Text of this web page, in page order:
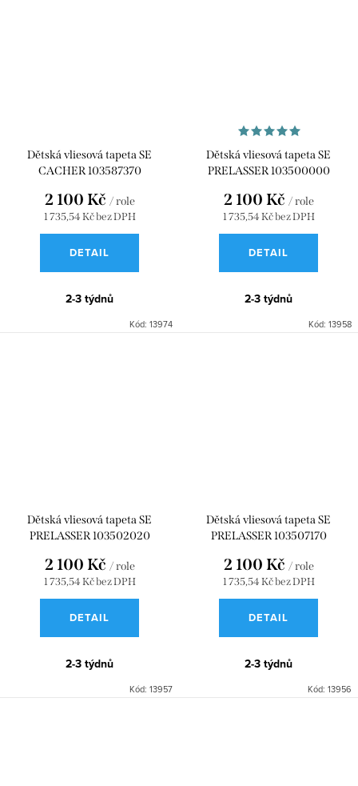
Dětská vliesová tapeta SE
CACHER 103587370
1 735,54 Kč bez DPH
2 100 Kč / role
DETAIL
2-3 týdnů
Kód: 13974
Dětská vliesová tapeta SE
PRELASSER 103500000
1 735,54 Kč bez DPH
2 100 Kč / role
DETAIL
2-3 týdnů
Kód: 13958
Dětská vliesová tapeta SE
PRELASSER 103502020
1 735,54 Kč bez DPH
2 100 Kč / role
DETAIL
2-3 týdnů
Kód: 13957
Dětská vliesová tapeta SE
PRELASSER 103507170
1 735,54 Kč bez DPH
2 100 Kč / role
DETAIL
2-3 týdnů
Kód: 13956